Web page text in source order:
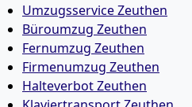
Umzugsservice Zeuthen
Büroumzug Zeuthen
Fernumzug Zeuthen
Firmenumzug Zeuthen
Halteverbot Zeuthen